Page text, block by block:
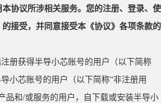
协议所涉相关服务。您的注册、登录、使
接受，并同意接受本《协议》各项条款的
注册获得半导小芯账号的用户（以下简称
小芯账号的用户（以下简称“非注册用
品和/或服务的用户，自下载或安装半导小